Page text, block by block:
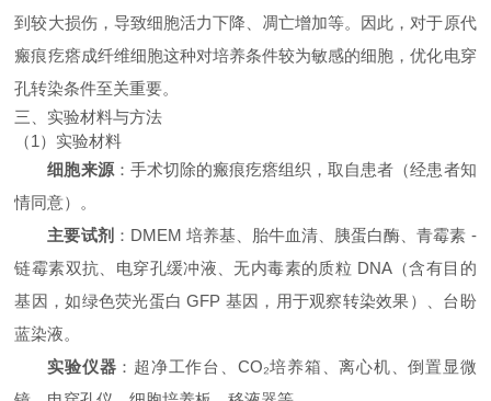
到较大损伤，导致细胞活力下降、凋亡增加等。因此，对于原代
瘢痕疙瘩成纤维细胞这种对培养条件较为敏感的细胞，优化电穿
孔转染条件至关重要。
三、实验材料与方法
（1）实验材料
细胞来源：手术切除的瘢痕疙瘩组织，取自患者（经患者知
情同意）。
主要试剂 ：DMEM 培养基、胎牛血清、胰蛋白酶、青霉素 -
链霉素双抗、电穿孔缓冲液、无内毒素的质粒 DNA（含有目的
基因，如绿色荧光蛋白 GFP 基因，用于观察转染效果）、台盼
蓝染液。
实验仪器 ：超净工作台、CO₂培养箱、离心机、倒置显微